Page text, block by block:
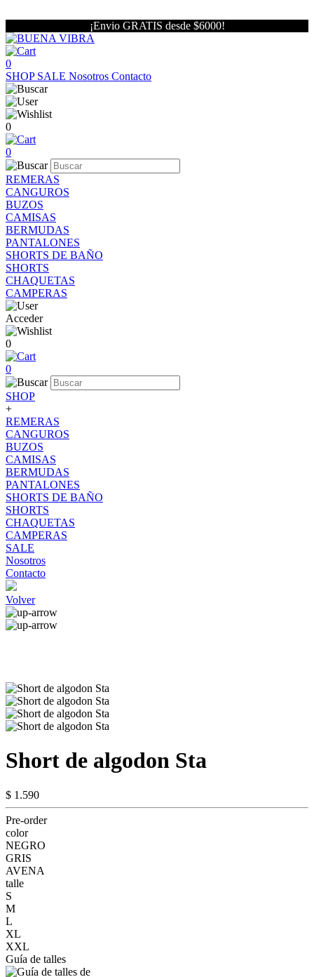
¡Envio GRATIS desde $6000!
0
SHOP SALE Nosotros Contacto
0
0
REMERAS
CANGUROS
BUZOS
CAMISAS
BERMUDAS
PANTALONES
SHORTS DE BAÑO
SHORTS
CHAQUETAS
CAMPERAS
Acceder
0
0
SHOP
+
REMERAS
CANGUROS
BUZOS
CAMISAS
BERMUDAS
PANTALONES
SHORTS DE BAÑO
SHORTS
CHAQUETAS
CAMPERAS
SALE
Nosotros
Contacto
Volver
Short de algodon Sta
$ 1.590
Pre-order
color
NEGRO
GRIS
AVENA
talle
S
M
L
XL
XXL
Guía de talles